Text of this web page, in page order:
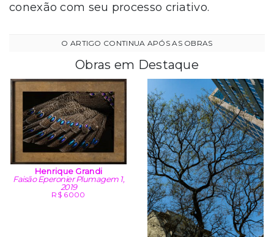
conexão com seu processo criativo.
Obras em Destaque
Henrique Grandi
Faisão Eperonier Plumagem 1,
2019
R$ 6000